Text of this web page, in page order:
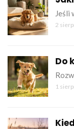
Jeśli
2
Do
1